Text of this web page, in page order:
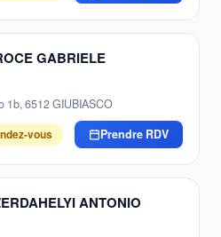
GABRIELE
1b, 6512 GIUBIASCO
vous
Prendre RDV
ANTONIO